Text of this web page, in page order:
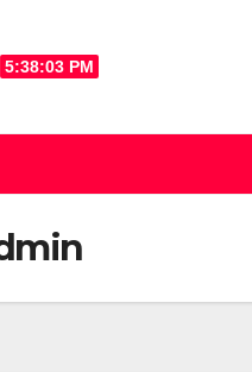
5:38:03 PM